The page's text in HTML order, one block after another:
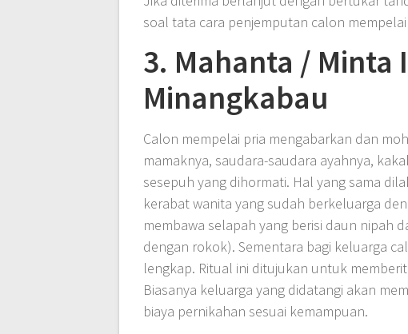
soal tata cara penjemputan calon
3. Mahanta / Minta
Minangkabau
Calon mempelai pria mengabarkan dan
mamaknya, saudara-saudara ayahnya,
sesepuh yang dihormati. Hal yang sama
kerabat wanita yang sudah berkeluarga
membawa selapah yang berisi daun nipah
dengan rokok). Sementara bagi keluarga
lengkap. Ritual ini ditujukan untuk
Biasanya keluarga yang didatangi akan
biaya pernikahan sesuai kemampuan.